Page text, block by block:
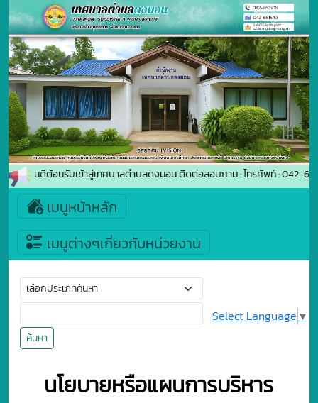
ยินดีต้อนรับเข้าสู่เทศบาลตำบลดงมอน ติดต่อสอบถาม : โทรศัพท์ : 042-
เมนูหน้าหลัก
เมนูต่างๆเกี่ยวกับหน่วยงาน
ค้นหา
Select Language ▼
นโยบายหรือแผนการบริหาร